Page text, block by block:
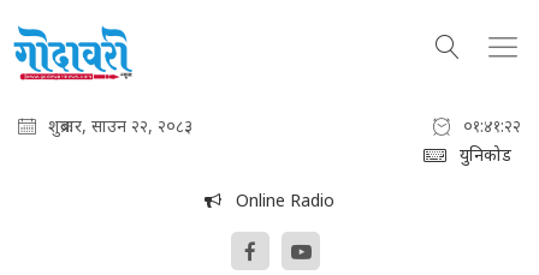
शुक्रबार, साउन २२, २०८३
०१:४१:२२
युनिकोड
Online Radio